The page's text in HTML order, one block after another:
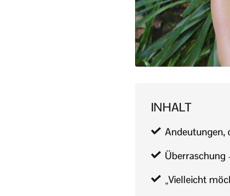
INHALT
Andeutungen,
Überraschung
„Vielleicht